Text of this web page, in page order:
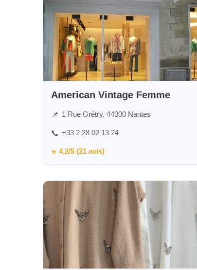
American Vintage Femme
📌 1 Rue Grétry, 44000 Nantes
📞 +33 2 28 02 13 24
⭐ 4,2/5 (21 avis)